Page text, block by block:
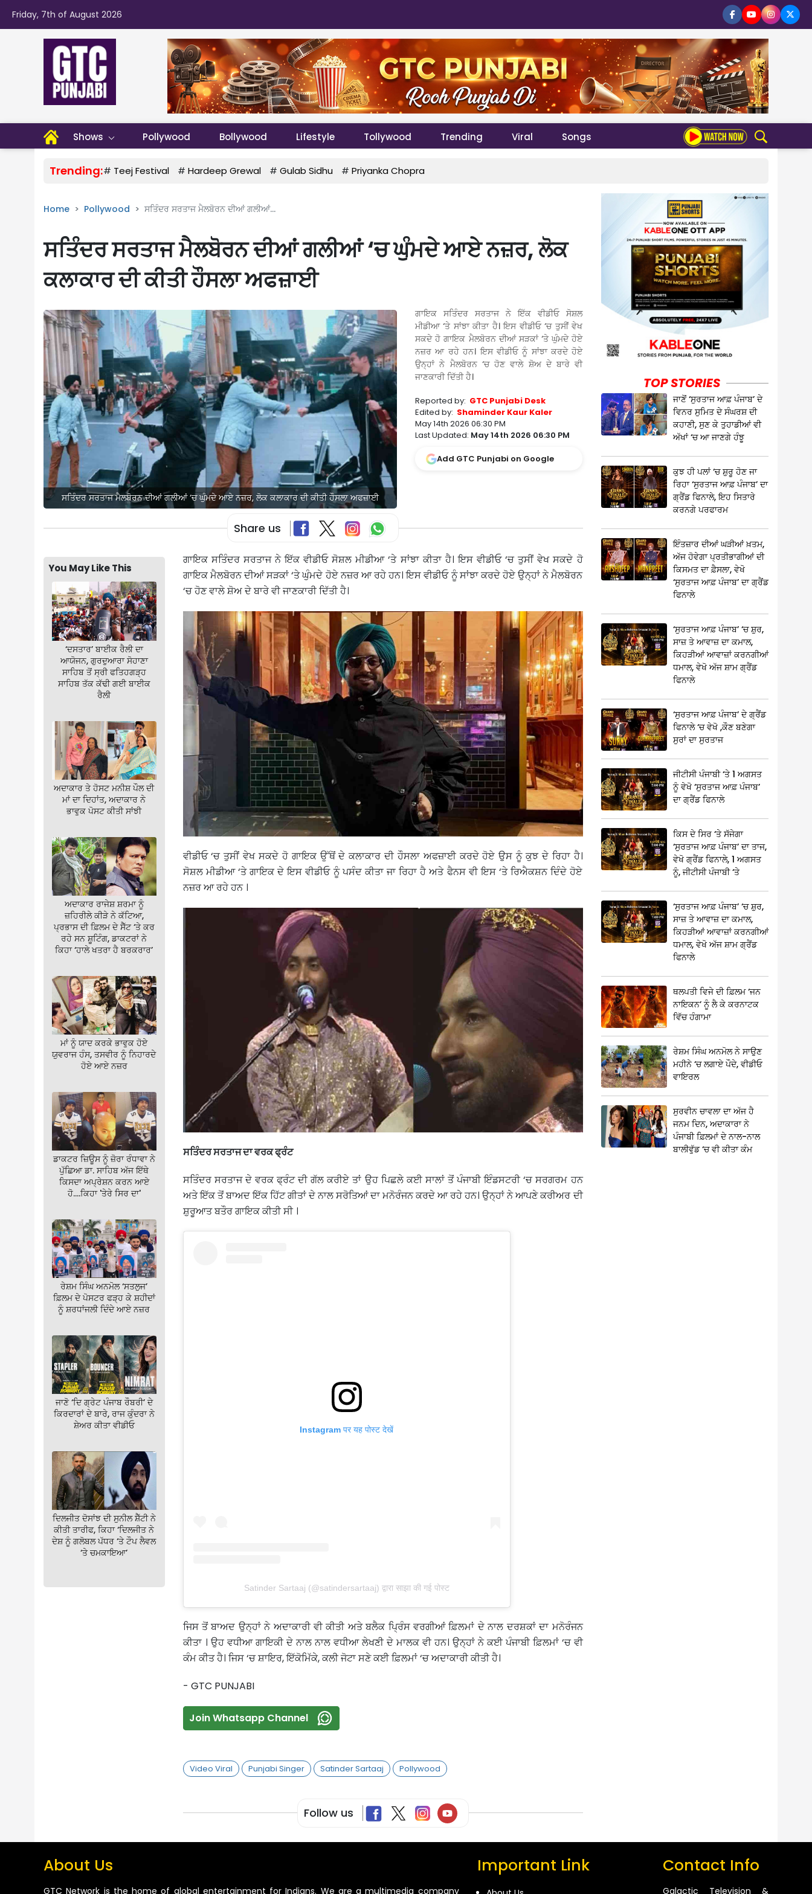
Friday, 7th of August 2026
Shows Pollywood Bollywood Lifestyle Tollywood Trending Viral Songs
Trending:# Teej Festival # Hardeep Grewal # Gulab Sidhu # Priyanka Chopra
Home Pollywood ਸਤਿੰਦਰ ਸਰਤਾਜ ਮੈਲਬੋਰਨ ਦੀਆਂ ਗਲੀਆਂ...
ਸਤਿੰਦਰ ਸਰਤਾਜ ਮੈਲਬੋਰਨ ਦੀਆਂ ਗਲੀਆਂ ‘ਚ ਘੁੰਮਦੇ ਆਏ ਨਜ਼ਰ, ਲੋਕ
ਕਲਾਕਾਰ ਦੀ ਕੀਤੀ ਹੌਸਲਾ ਅਫਜ਼ਾਈ
ਸਤਿੰਦਰ ਸਰਤਾਜ ਮੈਲਬੋਰਨ ਦੀਆਂ ਗਲੀਆਂ ‘ਚ ਘੁੰਮਦੇ ਆਏ ਨਜ਼ਰ, ਲੋਕ ਕਲਾਕਾਰ ਦੀ ਕੀਤੀ ਹੌਸਲਾ ਅਫਜ਼ਾਈ
ਗਾਇਕ ਸਤਿੰਦਰ ਸਰਤਾਜ ਨੇ ਇੱਕ ਵੀਡੀਓ ਸੋਸ਼ਲ
ਮੀਡੀਆ ‘ਤੇ ਸਾਂਝਾ ਕੀਤਾ ਹੈ। ਇਸ ਵੀਡੀਓ ‘ਚ ਤੁਸੀਂ ਵੇਖ
ਸਕਦੇ ਹੋ ਗਾਇਕ ਮੈਲਬੋਰਨ ਦੀਆਂ ਸੜਕਾਂ ‘ਤੇ ਘੁੰਮਦੇ ਹੋਏ
ਨਜ਼ਰ ਆ ਰਹੇ ਹਨ। ਇਸ ਵੀਡੀਓ ਨੂੰ ਸਾਂਝਾ ਕਰਦੇ ਹੋਏ
ਉਨ੍ਹਾਂ ਨੇ ਮੈਲਬੋਰਨ ‘ਚ ਹੋਣ ਵਾਲੇ ਸ਼ੋਅ ਦੇ ਬਾਰੇ ਵੀ
ਜਾਣਕਾਰੀ ਦਿੱਤੀ ਹੈ।
Reported by: GTC Punjabi Desk
Edited by: Shaminder Kaur Kaler
May 14th 2026 06:30 PM
Last Updated: May 14th 2026 06:30 PM
Add GTC Punjabi on Google
Share us
You May Like This
‘ਦਸਤਾਰ’ ਬਾਈਕ ਰੈਲੀ ਦਾ
ਆਯੋਜਨ, ਗੁਰਦੁਆਰਾ ਸੋਹਾਣਾ
ਸਾਹਿਬ ਤੋਂ ਸ੍ਰੀ ਫਤਿਹਗੜ੍ਹ
ਸਾਹਿਬ ਤੱਕ ਕੱਢੀ ਗਈ ਬਾਈਕ
ਰੈਲੀ
ਅਦਾਕਾਰ ਤੇ ਹੋਸਟ ਮਨੀਸ਼ ਪੌਲ ਦੀ
ਮਾਂ ਦਾ ਦਿਹਾਂਤ, ਅਦਾਕਾਰ ਨੇ
ਭਾਵੁਕ ਪੋਸਟ ਕੀਤੀ ਸਾਂਝੀ
ਅਦਾਕਾਰ ਰਾਜੇਸ਼ ਸ਼ਰਮਾ ਨੂੰ
ਜ਼ਹਿਰੀਲੇ ਕੀੜੇ ਨੇ ਕੱਟਿਆ,
ਪ੍ਰਭਾਸ ਦੀ ਫ਼ਿਲਮ ਦੇ ਸੈੱਟ ‘ਤੇ ਕਰ
ਰਹੇ ਸਨ ਸ਼ੂਟਿੰਗ, ਡਾਕਟਰਾਂ ਨੇ
ਕਿਹਾ ‘ਹਾਲੇ ਖਤਰਾ ਹੈ ਬਰਕਰਾਰ’
ਮਾਂ ਨੂੰ ਯਾਦ ਕਰਕੇ ਭਾਵੁਕ ਹੋਏ
ਯੁਵਰਾਜ ਹੰਸ, ਤਸਵੀਰ ਨੂੰ ਨਿਹਾਰਦੇ
ਹੋਏ ਆਏ ਨਜ਼ਰ
ਡਾਕਟਰ ਜ਼ਿਊਸ ਨੂੰ ਜ਼ੋਰਾ ਰੰਧਾਵਾ ਨੇ
ਪੁੱਛਿਆ ਡਾ. ਸਾਹਿਬ ਅੱਜ ਇੱਥੇ
ਕਿਸਦਾ ਅਪ੍ਰੇਸ਼ਨ ਕਰਨ ਆਏ
ਹੋ….ਕਿਹਾ 'ਤੇਰੇ ਸਿਰ ਦਾ'
ਰੇਸ਼ਮ ਸਿੰਘ ਅਨਮੋਲ ‘ਸਤਲੁਜ’
ਫ਼ਿਲਮ ਦੇ ਪੋਸਟਰ ਫੜ੍ਹ ਕੇ ਸ਼ਹੀਦਾਂ
ਨੂੰ ਸ਼ਰਧਾਂਜਲੀ ਦਿੰਦੇ ਆਏ ਨਜ਼ਰ
ਜਾਣੋ ‘ਦਿ ਗ੍ਰੇਟ ਪੰਜਾਬ ਰੌਬਰੀ’ ਦੇ
ਕਿਰਦਾਰਾਂ ਦੇ ਬਾਰੇ, ਰਾਜ ਕੁੰਦਰਾ ਨੇ
ਸ਼ੇਅਰ ਕੀਤਾ ਵੀਡੀਓ
ਦਿਲਜੀਤ ਦੋਸਾਂਝ ਦੀ ਸੁਨੀਲ ਸ਼ੈੱਟੀ ਨੇ
ਕੀਤੀ ਤਾਰੀਫ, ਕਿਹਾ ‘ਦਿਲਜੀਤ ਨੇ
ਦੇਸ਼ ਨੂੰ ਗਲੋਬਲ ਪੱਧਰ ‘ਤੇ ਟੌਪ ਲੈਵਲ
‘ਤੇ ਚਮਕਾਇਆ’
ਗਾਇਕ ਸਤਿੰਦਰ ਸਰਤਾਜ ਨੇ ਇੱਕ ਵੀਡੀਓ ਸੋਸ਼ਲ ਮੀਡੀਆ ‘ਤੇ ਸਾਂਝਾ ਕੀਤਾ ਹੈ। ਇਸ ਵੀਡੀਓ ‘ਚ ਤੁਸੀਂ ਵੇਖ ਸਕਦੇ ਹੋ
ਗਾਇਕ ਮੈਲਬੋਰਨ ਦੀਆਂ ਸੜਕਾਂ ‘ਤੇ ਘੁੰਮਦੇ ਹੋਏ ਨਜ਼ਰ ਆ ਰਹੇ ਹਨ। ਇਸ ਵੀਡੀਓ ਨੂੰ ਸਾਂਝਾ ਕਰਦੇ ਹੋਏ ਉਨ੍ਹਾਂ ਨੇ ਮੈਲਬੋਰਨ
‘ਚ ਹੋਣ ਵਾਲੇ ਸ਼ੋਅ ਦੇ ਬਾਰੇ ਵੀ ਜਾਣਕਾਰੀ ਦਿੱਤੀ ਹੈ।
ਵੀਡੀਓ ‘ਚ ਤੁਸੀਂ ਵੇਖ ਸਕਦੇ ਹੋ ਗਾਇਕ ਉੱਥੋਂ ਦੇ ਕਲਾਕਾਰ ਦੀ ਹੌਸਲਾ ਅਫਜ਼ਾਈ ਕਰਦੇ ਹੋਏ ਉਸ ਨੂੰ ਕੁਝ ਦੇ ਰਿਹਾ ਹੈ।
ਸੋਸ਼ਲ ਮੀਡੀਆ ‘ਤੇ ਗਾਇਕ ਦੇ ਇਸ ਵੀਡੀਓ ਨੂੰ ਪਸੰਦ ਕੀਤਾ ਜਾ ਰਿਹਾ ਹੈ ਅਤੇ ਫੈਨਸ ਵੀ ਇਸ ‘ਤੇ ਰਿਐਕਸ਼ਨ ਦਿੰਦੇ ਹੋਏ
ਨਜ਼ਰ ਆ ਰਹੇ ਹਨ ।
ਸਤਿੰਦਰ ਸਰਤਾਜ ਦਾ ਵਰਕ ਫ੍ਰੰਟ
ਸਤਿੰਦਰ ਸਰਤਾਜ ਦੇ ਵਰਕ ਫ੍ਰੰਟ ਦੀ ਗੱਲ ਕਰੀਏ ਤਾਂ ਉਹ ਪਿਛਲੇ ਕਈ ਸਾਲਾਂ ਤੋਂ ਪੰਜਾਬੀ ਇੰਡਸਟਰੀ ‘ਚ ਸਰਗਰਮ ਹਨ
ਅਤੇ ਇੱਕ ਤੋਂ ਬਾਅਦ ਇੱਕ ਹਿੱਟ ਗੀਤਾਂ ਦੇ ਨਾਲ ਸਰੋਤਿਆਂ ਦਾ ਮਨੋਰੰਜਨ ਕਰਦੇ ਆ ਰਹੇ ਹਨ। ਉਨ੍ਹਾਂ ਨੇ ਆਪਣੇ ਕਰੀਅਰ ਦੀ
ਸ਼ੁਰੂਆਤ ਬਤੌਰ ਗਾਇਕ ਕੀਤੀ ਸੀ ।
Instagram पर यह पोस्ट देखें
Satinder Sartaaj (@satindersartaaj) द्वारा साझा की गई पोस्ट
ਜਿਸ ਤੋਂ ਬਾਅਦ ਉਨ੍ਹਾਂ ਨੇ ਅਦਾਕਾਰੀ ਵੀ ਕੀਤੀ ਅਤੇ ਬਲੈਕ ਪ੍ਰਿੰਸ ਵਰਗੀਆਂ ਫ਼ਿਲਮਾਂ ਦੇ ਨਾਲ ਦਰਸ਼ਕਾਂ ਦਾ ਮਨੋਰੰਜਨ
ਕੀਤਾ । ਉਹ ਵਧੀਆ ਗਾਇਕੀ ਦੇ ਨਾਲ ਨਾਲ ਵਧੀਆ ਲੇਖਣੀ ਦੇ ਮਾਲਕ ਵੀ ਹਨ। ਉਨ੍ਹਾਂ ਨੇ ਕਈ ਪੰਜਾਬੀ ਫ਼ਿਲਮਾਂ ‘ਚ ਵੀ
ਕੰਮ ਕੀਤ ਹੈ। ਜਿਸ ‘ਚ ਸ਼ਾਇਰ, ਇੱਕੋਮਿੱਕੇ, ਕਲੀ ਜੋਟਾ ਸਣੇ ਕਈ ਫ਼ਿਲਮਾਂ ‘ਚ ਅਦਾਕਾਰੀ ਕੀਤੀ ਹੈ।
- GTC PUNJABI
Join Whatsapp Channel
Video Viral Punjabi Singer Satinder Sartaaj Pollywood
Follow us
TOP STORIES
ਜਾਣੋਂ ‘ਸੁਰਤਾਜ ਆਫ਼ ਪੰਜਾਬ’ ਦੇ
ਵਿਨਰ ਸੁਮਿਤ ਦੇ ਸੰਘਰਸ਼ ਦੀ
ਕਹਾਣੀ, ਸੁਣ ਕੇ ਤੁਹਾਡੀਆਂ ਵੀ
ਅੱਖਾਂ ‘ਚ ਆ ਜਾਣਗੇ ਹੰਝੂ
ਕੁਝ ਹੀ ਪਲਾਂ ‘ਚ ਸ਼ੁਰੂ ਹੋਣ ਜਾ
ਰਿਹਾ ‘ਸੁਰਤਾਜ ਆਫ਼ ਪੰਜਾਬ’ ਦਾ
ਗ੍ਰੈਂਡ ਫਿਨਾਲੇ, ਇਹ ਸਿਤਾਰੇ
ਕਰਨਗੇ ਪਰਫਾਰਮ
ਇੰਤਜ਼ਾਰ ਦੀਆਂ ਘੜੀਆਂ ਖ਼ਤਮ,
ਅੱਜ ਹੋਵੇਗਾ ਪ੍ਰਤੀਭਾਗੀਆਂ ਦੀ
ਕਿਸਮਤ ਦਾ ਫ਼ੈਸਲਾ, ਵੇਖੋ
‘ਸੁਰਤਾਜ ਆਫ਼ ਪੰਜਾਬ’ ਦਾ ਗ੍ਰੈਂਡ
ਫਿਨਾਲੇ
‘ਸੁਰਤਾਜ ਆਫ਼ ਪੰਜਾਬ’ ‘ਚ ਸ਼ੁਰ,
ਸਾਜ਼ ਤੇ ਆਵਾਜ਼ ਦਾ ਕਮਾਲ,
ਕਿਹੜੀਆਂ ਆਵਾਜ਼ਾਂ ਕਰਨਗੀਆਂ
ਧਮਾਲ, ਵੇਖੋ ਅੱਜ ਸ਼ਾਮ ਗ੍ਰੈਂਡ
ਫਿਨਾਲੇ
‘ਸੁਰਤਾਜ ਆਫ਼ ਪੰਜਾਬ’ ਦੇ ਗ੍ਰੈਂਡ
ਫਿਨਾਲੇ ‘ਚ ਵੇਖੋ ,ਕੌਣ ਬਣੇਗਾ
ਸੁਰਾਂ ਦਾ ਸੁਰਤਾਜ
ਜੀਟੀਸੀ ਪੰਜਾਬੀ ‘ਤੇ 1 ਅਗਸਤ
ਨੂੰ ਵੇਖੋ ‘ਸੁਰਤਾਜ ਆਫ਼ ਪੰਜਾਬ’
ਦਾ ਗ੍ਰੈਂਡ ਫਿਨਾਲੇ
ਕਿਸ ਦੇ ਸਿਰ ‘ਤੇ ਸੱਜੇਗਾ
‘ਸੁਰਤਾਜ ਆਫ਼ ਪੰਜਾਬ’ ਦਾ ਤਾਜ,
ਵੇਖੋ ਗ੍ਰੈਂਡ ਫਿਨਾਲੇ, 1 ਅਗਸਤ
ਨੂੰ, ਜੀਟੀਸੀ ਪੰਜਾਬੀ ‘ਤੇ
‘ਸੁਰਤਾਜ ਆਫ਼ ਪੰਜਾਬ’ ‘ਚ ਸ਼ੁਰ,
ਸਾਜ਼ ਤੇ ਆਵਾਜ਼ ਦਾ ਕਮਾਲ,
ਕਿਹੜੀਆਂ ਆਵਾਜ਼ਾਂ ਕਰਨਗੀਆਂ
ਧਮਾਲ, ਵੇਖੋ ਅੱਜ ਸ਼ਾਮ ਗ੍ਰੈਂਡ
ਫਿਨਾਲੇ
ਥਲਪਤੀ ਵਿਜੇ ਦੀ ਫ਼ਿਲਮ ‘ਜਨ
ਨਾਇਕਨ’ ਨੂੰ ਲੈ ਕੇ ਕਰਨਾਟਕ
ਵਿੱਚ ਹੰਗਾਮਾ
ਰੇਸ਼ਮ ਸਿੰਘ ਅਨਮੋਲ ਨੇ ਸਾਉਣ
ਮਹੀਨੇ ‘ਚ ਲਗਾਏ ਪੌਦੇ, ਵੀਡੀਓ
ਵਾਇਰਲ
ਸੁਰਵੀਨ ਚਾਵਲਾ ਦਾ ਅੱਜ ਹੈ
ਜਨਮ ਦਿਨ, ਅਦਾਕਾਰਾ ਨੇ
ਪੰਜਾਬੀ ਫ਼ਿਲਮਾਂ ਦੇ ਨਾਲ-ਨਾਲ
ਬਾਲੀਵੁੱਡ ‘ਚ ਵੀ ਕੀਤਾ ਕੰਮ
About Us
GTC Network is the home of global entertainment for Indians. We are a multimedia company
Important Link Contact Info
Galactic Television &